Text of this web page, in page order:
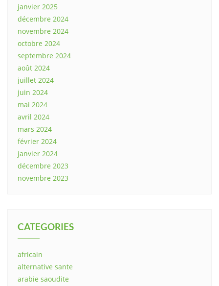
janvier 2025
décembre 2024
novembre 2024
octobre 2024
septembre 2024
août 2024
juillet 2024
juin 2024
mai 2024
avril 2024
mars 2024
février 2024
janvier 2024
décembre 2023
novembre 2023
CATEGORIES
africain
alternative sante
arabie saoudite